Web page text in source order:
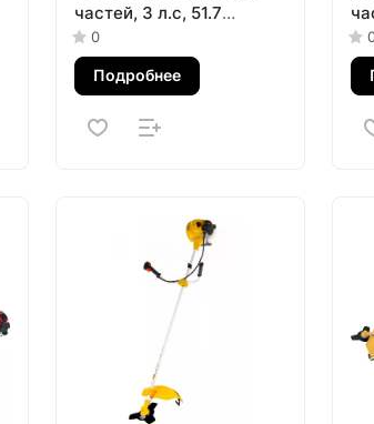
частей, 3 л.с, 51.7
куб.см, в комплекте диск
и катушка Kronwerk
0
Подробнее
и